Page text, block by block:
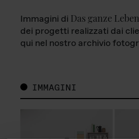
Immagini di Das ganze Leben
dei progetti realizzati dai
qui nel nostro archivio
IMMAGINI